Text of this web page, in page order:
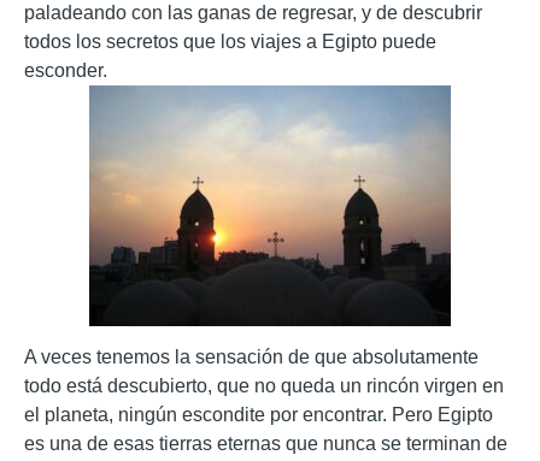
paladeando con las ganas de regresar, y de descubrir
todos los secretos que los viajes a Egipto puede
esconder.
A veces tenemos la sensación de que absolutamente
todo está descubierto, que no queda un rincón virgen en
el planeta, ningún escondite por encontrar. Pero Egipto
es una de esas tierras eternas que nunca se terminan de